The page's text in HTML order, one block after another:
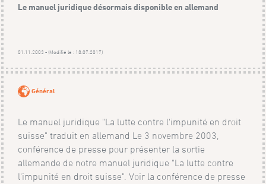
Le manuel juridique désormais disponible en allemand
01.11.2003 - (Modifié le : 18.07.2017)
Général
Le manuel juridique "La lutte contre l'impunité en droit
suisse" traduit en allemand Le 3 novembre 2003,
conférence de presse pour présenter la sortie
allemande de notre manuel juridique "La lutte contre
l'impunité en droit suisse". Voir la conférence de presse